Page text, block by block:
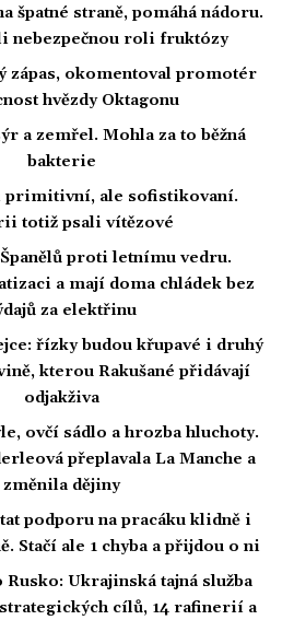
špatné straně, pomáhá nádoru.
nebezpečnou roli fruktózy
zápas, okomentoval promotér
hvězdy Oktagonu
a zemřel. Mohla za to běžná
bakterie
primitivní, ale sofistikovaní.
totiž psali vítězové
proti letnímu vedru.
a mají doma chládek bez
za elektřinu
řízky budou křupavé i druhý
kterou Rakušané přidávají
odjakživa
ovčí sádlo a hrozba hluchoty.
přeplavala La Manche a
změnila dějiny
podporu na pracáku klidně i
Stačí ale 1 chyba a přijdou o ni
Ukrajinská tajná služba
cílů, 14 rafinerií a